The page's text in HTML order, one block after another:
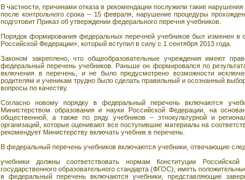
В частности, причинами отказа в рекомендации послужили такие
после контрольного срока – 15 февраля, нарушение процедуры
подготовит Приказ об утверждении федерального перечня учебников.
Порядок формирования федеральных перечней учебников был изменен
Российской Федерации», который вступил в силу с 1 сентября 2013 года.
Законом закреплено, что общеобразовательные учреждения имеют
федеральный перечень учебников. Раньше он формировался по
включения в перечень, и не было предусмотрено возможности
родителям и ученикам трудно было сделать правильный и осознанный
вопросы по качеству.
Согласно новому порядку в федеральный перечень включаются
Министерством образования и науки Российской Федерации, на
общественной, а также по ряду учебников – этнокультурной и
организаций, которые оценивают все поступившие материалы на
рекомендует Министерству включать учебник в перечень.
В федеральный перечень учебников включаются учебники, отвечающие
учебники должны соответствовать нормам Конституции
государственного образовательного стандарта (ФГОС), иметь
в федеральный перечень включаются учебники, представляющие